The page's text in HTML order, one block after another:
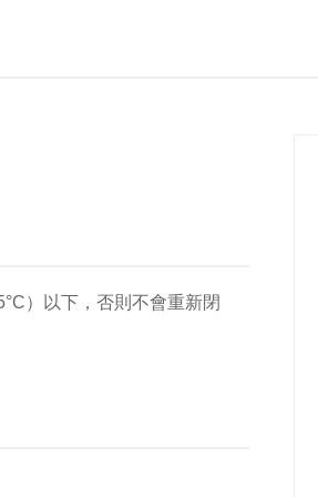
）以下，否則不會重新閉